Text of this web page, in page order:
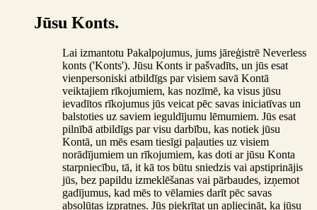
Jūsu Konts.
Lai izmantotu Pakalpojumus, jums jāreģistrē Neverless
konts ('Konts'). Jūsu Konts ir pašvadīts, un jūs esat
vienpersoniski atbildīgs par visiem savā Kontā
veiktajiem rīkojumiem, kas nozīmē, ka visus jūsu
ievadītos rīkojumus jūs veicat pēc savas iniciatīvas un
balstoties uz saviem ieguldījumu lēmumiem. Jūs esat
pilnībā atbildīgs par visu darbību, kas notiek jūsu
Kontā, un mēs esam tiesīgi paļauties uz visiem
norādījumiem un rīkojumiem, kas doti ar jūsu Konta
starpniecību, tā, it kā tos būtu sniedzis vai apstiprinājis
jūs, bez papildu izmeklēšanas vai pārbaudes, izņemot
gadījumus, kad mēs to vēlamies darīt pēc savas
absolūtas izpratnes. Jūs piekrītat un apliecināt, ka jūsu